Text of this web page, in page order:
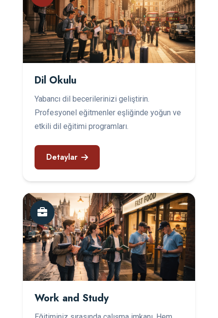
Dil Okulu
Yabancı dil becerilerinizi geliştirin.
Profesyonel eğitmenler eşliğinde yoğun ve
etkili dil eğitimi programları.
Detaylar
Work and Study